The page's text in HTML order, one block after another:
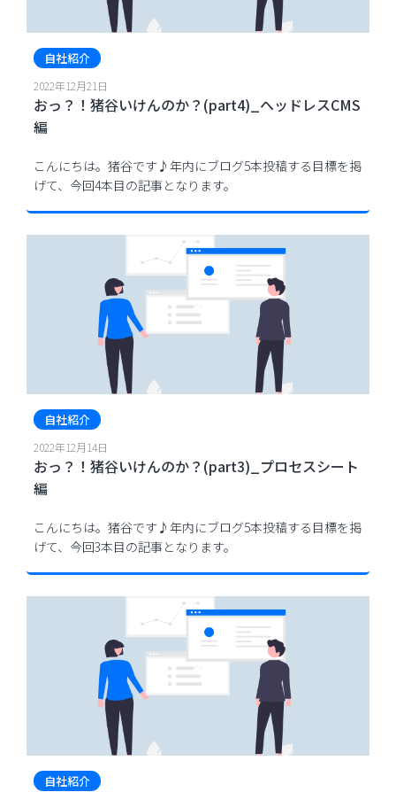
自社紹介
2022年12月21日
おっ？！猪谷いけんのか？(part4)_ヘッドレスCMS
編
こんにちは。猪谷です♪年内にブログ5本投稿する目標を掲
げて、今回4本目の記事となります。
自社紹介
2022年12月14日
おっ？！猪谷いけんのか？(part3)_プロセスシート
編
こんにちは。猪谷です♪年内にブログ5本投稿する目標を掲
げて、今回3本目の記事となります。
自社紹介